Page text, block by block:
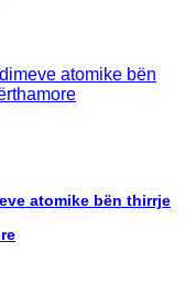
atomike bën thirrje